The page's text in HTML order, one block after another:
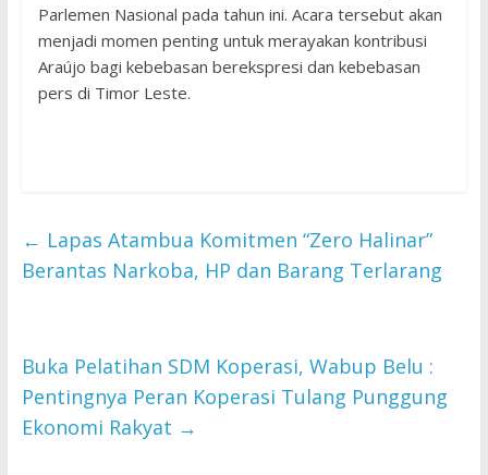
Parlemen Nasional pada tahun ini. Acara tersebut akan
menjadi momen penting untuk merayakan kontribusi
Araújo bagi kebebasan berekspresi dan kebebasan
pers di Timor Leste.
← Lapas Atambua Komitmen “Zero Halinar”
Berantas Narkoba, HP dan Barang Terlarang
Buka Pelatihan SDM Koperasi, Wabup Belu :
Pentingnya Peran Koperasi Tulang Punggung
Ekonomi Rakyat →